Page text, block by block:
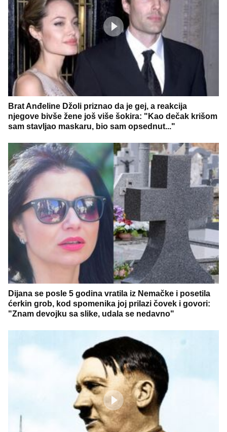
Brat Anđeline Džoli priznao da je gej, a reakcija
njegove bivše žene još više šokira: "Kao dečak krišom
sam stavljao maskaru, bio sam opsednut..."
Dijana se posle 5 godina vratila iz Nemačke i posetila
ćerkin grob, kod spomenika joj prilazi čovek i govori:
"Znam devojku sa slike, udala se nedavno"